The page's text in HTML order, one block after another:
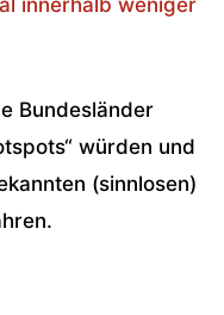
innerhalb weniger
Bundesländer
würden und
(sinnlosen)